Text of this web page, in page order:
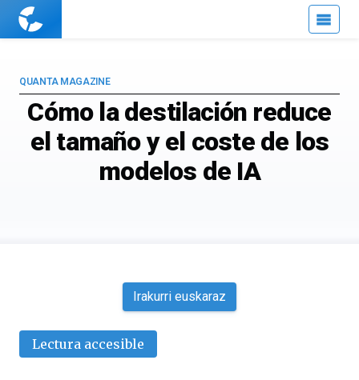
Cuaderno
Cómo la destilación reduce
el tamaño y el coste de los
modelos de IA
QUANTA MAGAZINE
Irakurri euskaraz
Lectura accesible